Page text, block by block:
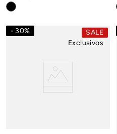
30%
SALE
Exclusivos